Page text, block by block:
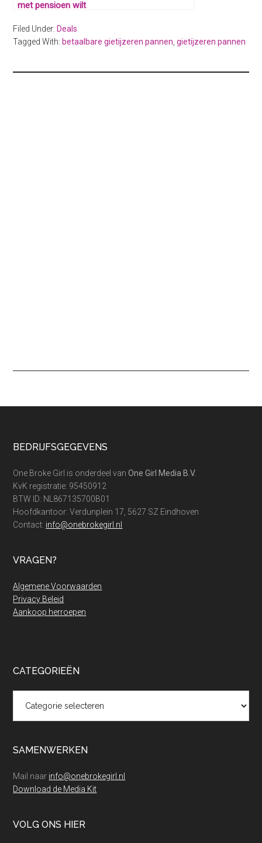
met pensioen wilt
Filed Under: Deals
Tagged With: betaalbare gietijzeren pannen ,gietijzeren pannen
Footer
BEDRIJFSGEGEVENS
One Broke Girl is onderdeel vanOne Girl Media B.V.
KvK registratie: 95450912
BTW ID: NL867135700B01
Hoofdkantoor: Verdunplein 17, 5627 SZ Eindhoven
Contact: info@onebrokegirl.nl
VRAGEN?
Algemene Voorwaarden
Privacy Beleid
Aankoop herroepen
CATEGORIEËN
SAMENWERKEN
Mail naar info@onebrokegirl.nl
Download de Media Kit
VOLG ONS HIER